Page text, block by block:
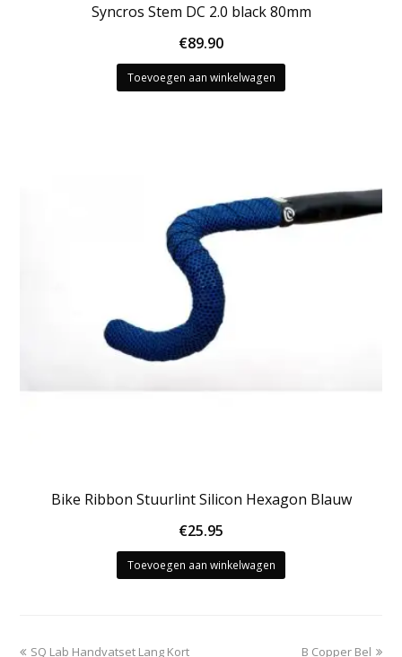
Syncros Stem DC 2.0 black 80mm
€89.90
Toevoegen aan winkelwagen
Bike Ribbon Stuurlint Silicon Hexagon Blauw
€25.95
Toevoegen aan winkelwagen
previous
SQ Lab Handvatset Lang Kort
next
B Copper Bel